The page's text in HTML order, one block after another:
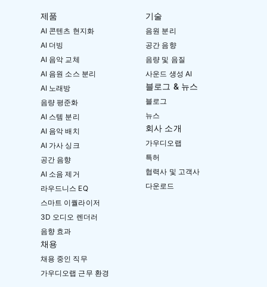
제품
AI 콘텐츠 현지화
AI 더빙
AI 음악 교체
AI 음원 소스 분리
AI 노래방
음량 평준화
AI 스템 분리
AI 음악 배치
AI 가사 싱크
공간 음향
AI 소음 제거
라우드니스 EQ
스마트 이퀄라이저
3D 오디오 렌더러
음향 효과
채용
채용 중인 직무
가우디오랩 근무 환경
기술
음원 분리
공간 음향
음량 및 음질
사운드 생성 AI
블로그 & 뉴스
블로그
뉴스
회사 소개
가우디오랩
특허
협력사 및 고객사
다운로드